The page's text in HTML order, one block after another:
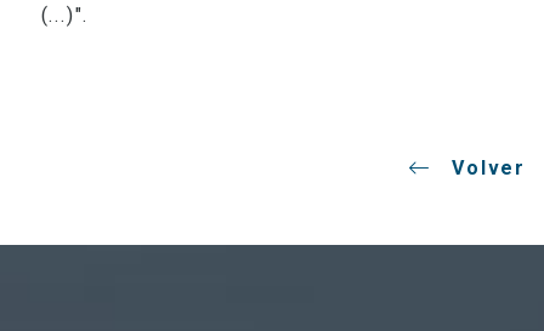
(...)".
Volver